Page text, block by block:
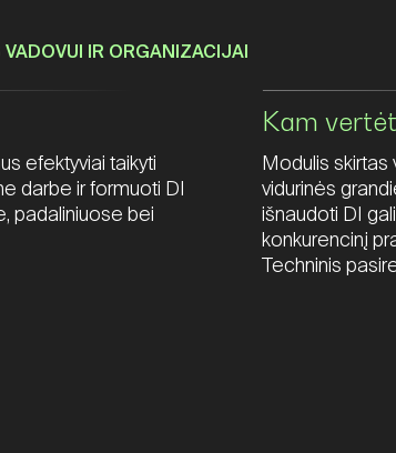
IR ORGANIZACIJAI
efektyviai taikyti
darbe ir formuoti DI
padaliniuose bei
Kam
Modulis skirtas
vidurinės
išnaudoti DI
konkurencinį
Techninis